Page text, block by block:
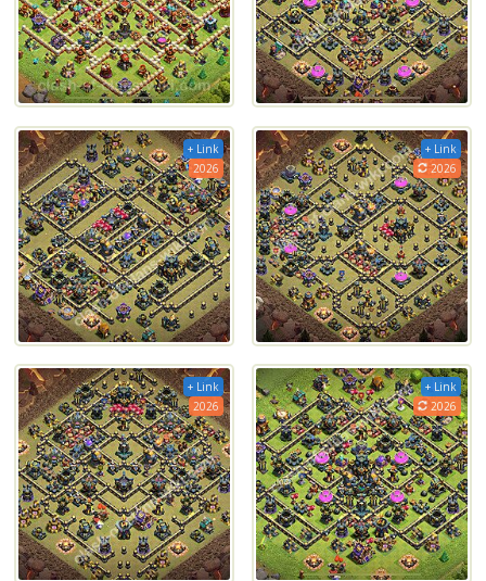
+ Link
2026
+ Link
2026
+ Link
2026
+ Link
2026